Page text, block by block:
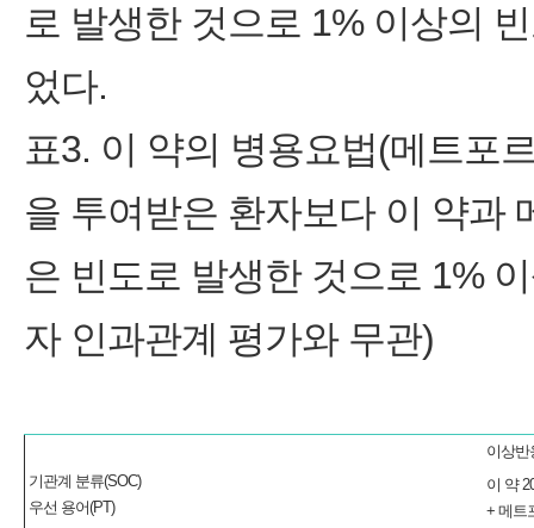
로 발생한 것으로 1% 이상의
었다.
표3. 이 약의 병용요법(메트포
을 투여받은 환자보다 이 약과
은 빈도로 발생한 것으로 1%
자 인과관계 평가와 무관)
기관계 분류(SOC)
우선 용어(PT)
이상반
이 약
+ 메트